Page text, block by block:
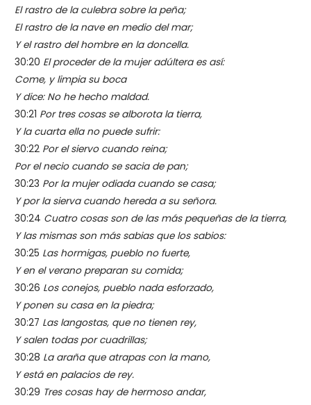
El rastro de la culebra sobre la peña;
El rastro de la nave en medio del mar;
Y el rastro del hombre en la doncella.
30:20 El proceder de la mujer adúltera es así:
Come, y limpia su boca
Y dice: No he hecho maldad.
30:21 Por tres cosas se alborota la tierra,
Y la cuarta ella no puede sufrir:
30:22 Por el siervo cuando reina;
Por el necio cuando se sacia de pan;
30:23 Por la mujer odiada cuando se casa;
Y por la sierva cuando hereda a su señora.
30:24 Cuatro cosas son de las más pequeñas de la tierra,
Y las mismas son más sabias que los sabios:
30:25 Las hormigas, pueblo no fuerte,
Y en el verano preparan su comida;
30:26 Los conejos, pueblo nada esforzado,
Y ponen su casa en la piedra;
30:27 Las langostas, que no tienen rey,
Y salen todas por cuadrillas;
30:28 La araña que atrapas con la mano,
Y está en palacios de rey.
30:29 Tres cosas hay de hermoso andar,